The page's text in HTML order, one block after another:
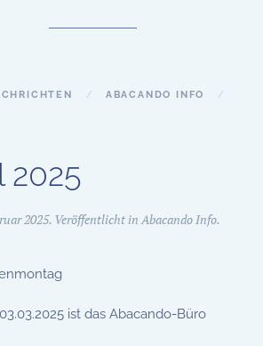
ABACANDO INFO
2025
2025. Veröffentlicht inAbacando Info.
ist das Abacando-Büro